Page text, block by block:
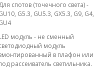
спотов (точечного света) -
G5.3, GU5.3, GX5.3, G9, G4,
модуль - не сменный
модуль
в плафон или
рассеиватель светильника.